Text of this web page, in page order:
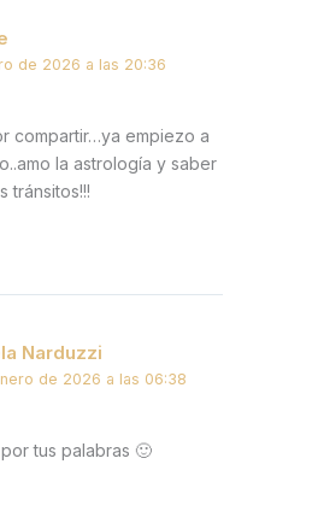
de 2026 a las 20:36
compartir…ya empiezo a
la astrología y saber
tránsitos!!!
Narduzzi
de 2026 a las 06:38
tus palabras 🙂